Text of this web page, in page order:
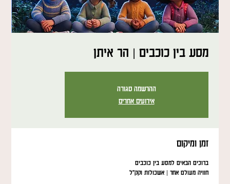
מסע בין כוכבים | הר איתן
ההרשמה סגורה
אירועים אחרים
זמן ומיקום
ברוכים הבאים למסע בין כוכבים
חוויה מעולם אחר | אשכולות וקק"ל